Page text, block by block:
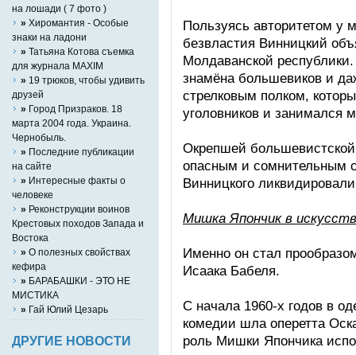
Пользуясь авторитетом у
безвластия Винницкий
Молдаванской
знамёна большевиков и
стрелковым полком,
уголовников и занимался
Окрепшей
опасным и сомнительным
Винницкого
Мишка Япончик в
Именно он стал
Исаака Бабеля.
С начала 1960-х годов в
комедии шла оперетта
роль Мишки Япончика
на лошади ( 7 фото )
» Хиромантия - Особые
знаки на ладони
» Татьяна Котова съемка
для журнала MAXIM
» 19 трюков, чтобы удивить
друзей
» Город Призраков. 18
марта 2004 года. Украина.
Чернобыль.
» Последние публикации
на сайте
» Интересные факты о
человеке
» Реконструкции воинов
Крестовых походов Запада и
Востока
» О полезных свойствах
кефира
» БАРАБАШКИ - ЭТО НЕ
МИСТИКА
» Гай Юлий Цезарь
ДРУГИЕ НОВОСТИ